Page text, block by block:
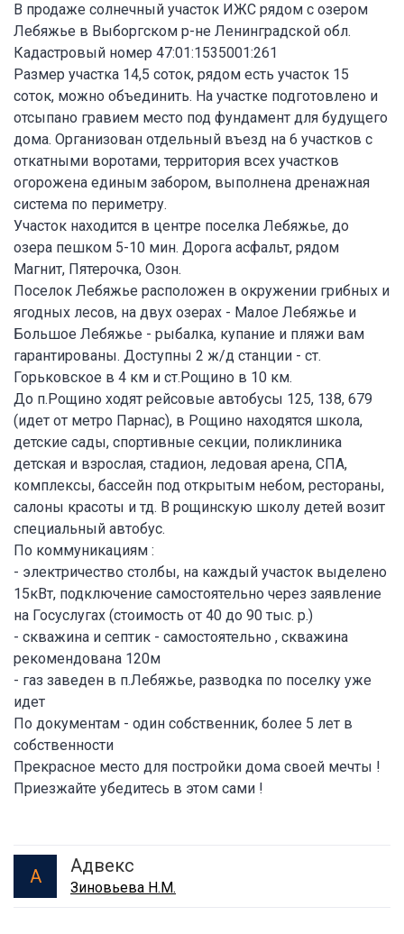
В продаже солнечный участок ИЖС рядом с озером
Лебяжье в Выборгском р-не Ленинградской обл.
Кадастровый номер 47:01:1535001:261
Размер участка 14,5 соток, рядом есть участок 15
соток, можно объединить. На участке подготовлено и
отсыпано гравием место под фундамент для будущего
дома. Организован отдельный въезд на 6 участков с
откатными воротами, территория всех участков
огорожена единым забором, выполнена дренажная
система по периметру.
Участок находится в центре поселка Лебяжье, до
озера пешком 5-10 мин. Дорога асфальт, рядом
Магнит, Пятерочка, Озон.
Поселок Лебяжье расположен в окружении грибных и
ягодных лесов, на двух озерах - Малое Лебяжье и
Большое Лебяжье - рыбалка, купание и пляжи вам
гарантированы. Доступны 2 ж/д станции - ст.
Горьковское в 4 км и ст.Рощино в 10 км.
До п.Рощино ходят рейсовые автобусы 125, 138, 679
(идет от метро Парнас), в Рощино находятся школа,
детские сады, спортивные секции, поликлиника
детская и взрослая, стадион, ледовая арена, СПА,
комплексы, бассейн под открытым небом, рестораны,
салоны красоты и тд. В рощинскую школу детей возит
специальный автобус.
По коммуникациям :
- электричество столбы, на каждый участок выделено
15кВт, подключение самостоятельно через заявление
на Госуслугах (стоимость от 40 до 90 тыс. р.)
- скважина и септик - самостоятельно , скважина
рекомендована 120м
- газ заведен в п.Лебяжье, разводка по поселку уже
идет
По документам - один собственник, более 5 лет в
собственности
Прекрасное место для постройки дома своей мечты !
Приезжайте убедитесь в этом сами !
А Адвекс
Зиновьева Н.М.